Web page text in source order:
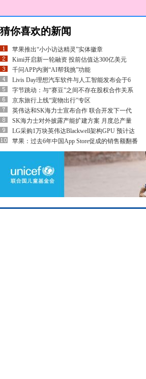
猜你喜欢的新闻
苹果推出“小小访达精灵”实体徽章
Kimi开启新一轮融资 投前估值达300亿美元
千问APP内测“AI帮我挑”功能
Livis Day理想汽车软件与人工智能发布会于6
字节跳动：与“赛豆”之间不存在股权合作关系
京东旅行上线“宠物出行”专区
英伟达和SK海力士宣布合作 联合开发下一代
SK海力士对外披露产能扩建方案 月度总产量
LG采购1万块英伟达Blackwell架构GPU 预计达
苹果：过去6年中国App Store促成的销售额翻番